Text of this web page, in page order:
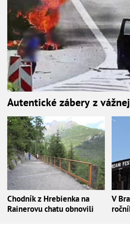
Autentické zábery z
Chodník z Hrebienka na
Rainerovu chatu obnovili
V